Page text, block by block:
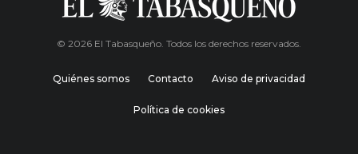
© 2026 El Tabasqueño. Todos los derechos reservados.
Quiénes somos Contacto Aviso de privacidad
Política de cookies